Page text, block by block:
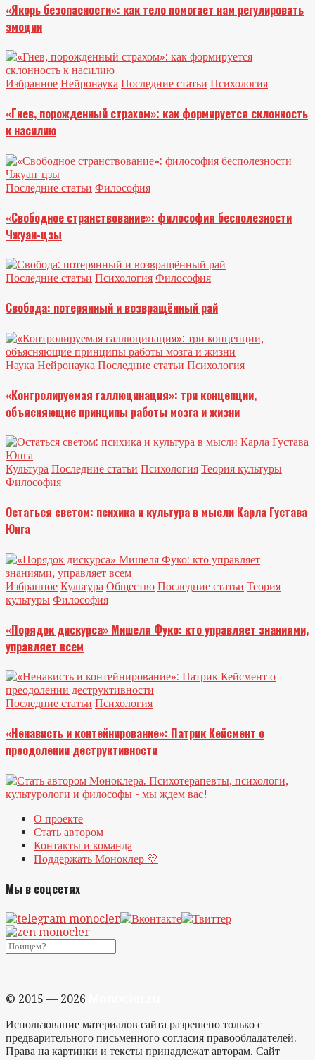
«Якорь безопасности»: как тело помогает нам регулировать
эмоции
Избранное Нейронаука Последние статьи Психология
«Гнев, порожденный страхом»: как формируется склонность
к насилию
Последние статьи Философия
«Свободное странствование»: философия бесполезности
Чжуан-цзы
Последние статьи Психология Философия
Свобода: потерянный и возвращённый рай
Наука Нейронаука Последние статьи Психология
«Контролируемая галлюцинация»: три концепции,
объясняющие принципы работы мозга и жизни
Культура Последние статьи Психология Теория культуры
Философия
Остаться светом: психика и культура в мысли Карла Густава
Юнга
Избранное Культура Общество Последние статьи Теория
культуры Философия
«Порядок дискурса» Мишеля Фуко: кто управляет знаниями,
управляет всем
Последние статьи Психология
«Ненависть и контейнирование»: Патрик Кейсмент о
преодолении деструктивности
О проекте
Стать автором
Контакты и команда
Поддержать Моноклер 💛
Мы в соцсетях
© 2015 — 2026
Использование материалов сайта разрешено только с
предварительного письменного согласия правообладателей.
Права на картинки и тексты принадлежат авторам. Сайт